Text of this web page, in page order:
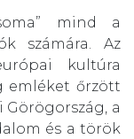
mind a
számára. Az
kultúra
emléket őrzött
Görögország, a
és a török